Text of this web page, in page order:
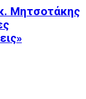
Μητσοτάκης